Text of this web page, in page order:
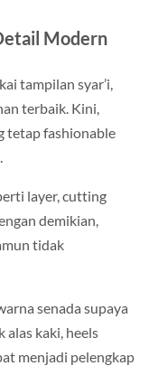
Modern
tampilan syar’i,
terbaik. Kini,
tetap fashionable
layer, cutting
demikian,
tidak
senada supaya
kaki, heels
menjadi pelengkap